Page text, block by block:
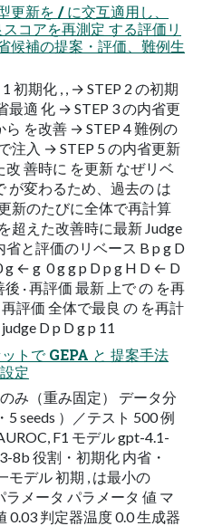
更新を / に交互適用し、
コアを再測定 する評価リ
候補の提案・評価、難例生
初期化 , , → STEP 2 の初期
最適 化 → STEP 3 の内省更
を改善 → STEP 4 難例の
注入 → STEP 5 の内省更新
善時に を更新 なぜリベ
が変わるため、過去の は
新のたびに全体で再計算
超えた改善時に最新 Judge
省と評価のリベース B p g D
← g ​ 0 g g p D p g H D ← D
· 再評価 最新 上で の を再
評価 全体で最良 の を再計
D p D g p 11
トで GEPA と 提案手法
定
み（重み固定） データ分
seeds ）／テスト 500 例
F1 モデル gpt-4.1-
8b 役割・初期化 内省・
モデル 初期 , は最小の
ラメータ パラメータ 値 マ
0.03 判定器温度 0.0 生成器